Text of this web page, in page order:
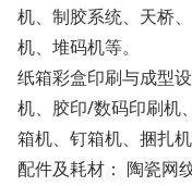
机、制胶系统、天桥
机、堆码机等。
纸箱彩盒印刷与成型
机、胶印/数码印刷机
箱机、钉箱机、捆扎机
配件及耗材： 陶瓷网